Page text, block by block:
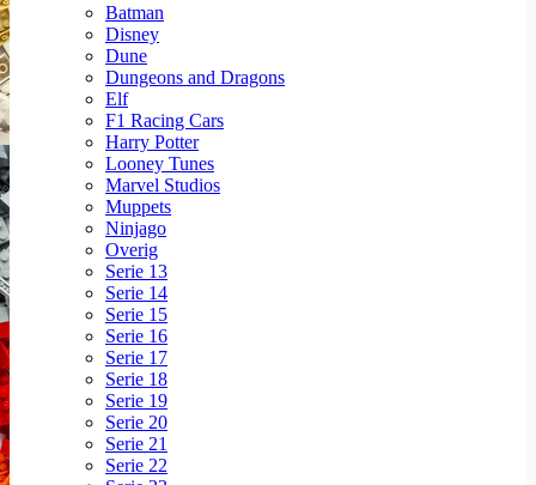
Batman
Disney
Dune
Dungeons and Dragons
Elf
F1 Racing Cars
Harry Potter
Looney Tunes
Marvel Studios
Muppets
Ninjago
Overig
Serie 13
Serie 14
Serie 15
Serie 16
Serie 17
Serie 18
Serie 19
Serie 20
Serie 21
Serie 22